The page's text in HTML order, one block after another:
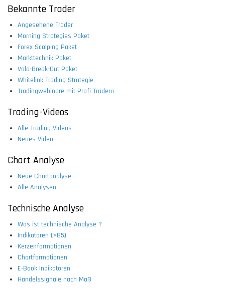
Bekannte Trader
Angesehene Trader
Morning Strategies Paket
Forex Scalping Paket
Markttechnik Paket
Vola-Break-Out Paket
Whitelink Trading Strategie
Tradingwebinare mit Profi Tradern
Trading-Videos
Alle Trading Videos
Neues Video
Chart Analyse
Neue Chartanalyse
Alle Analysen
Technische Analyse
Was ist technische Analyse ?
Indikatoren (>85)
Kerzenformationen
Chartformationen
E-Book Indikatoren
Handelssignale nach Maß